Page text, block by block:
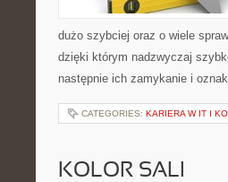
dużo szybciej oraz o wiele
dzięki którym nadzwyczaj
następnie ich zamykanie i
CATEGORIES: KARIERA W IT I
KOLOR SALI